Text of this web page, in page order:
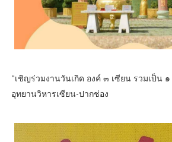
"เชิญร่วมงานวันเกิด องค์ ๓ เซียน รวมเป็น
อุทยานวิหารเซียน-ปากช่อง